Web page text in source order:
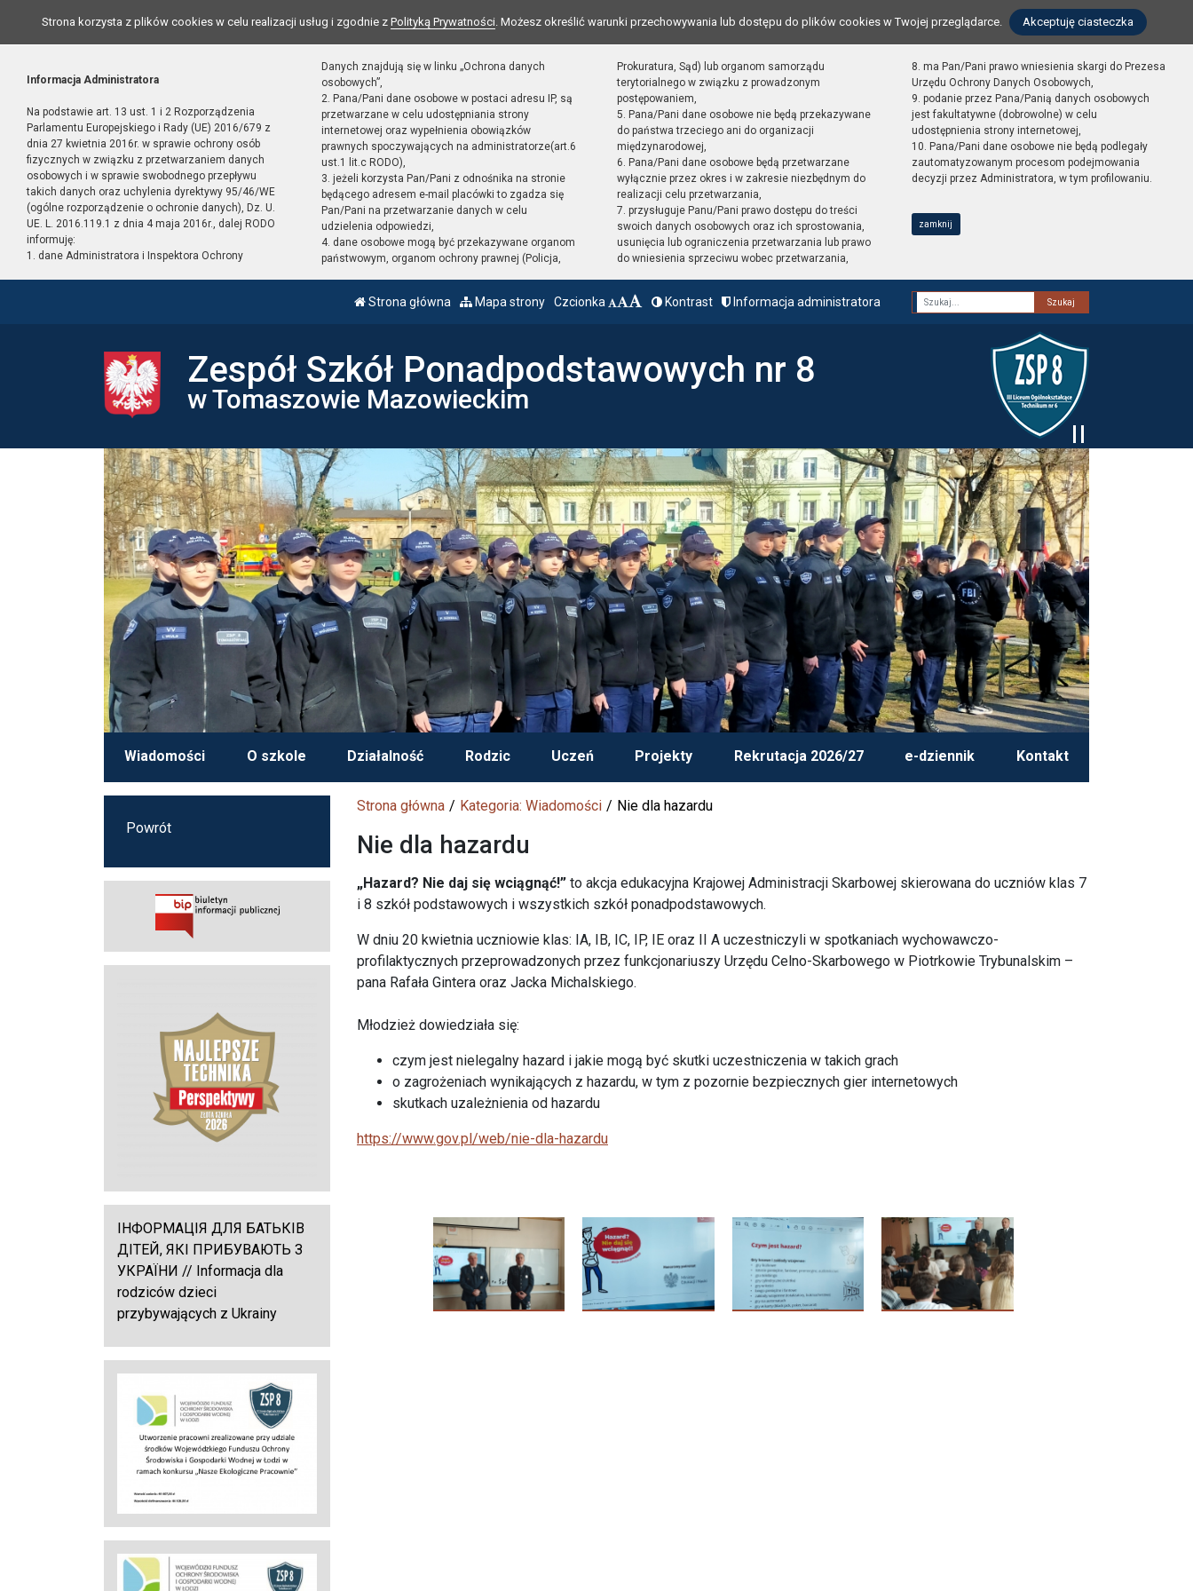
Strona korzysta z plików cookies w celu realizacji usług i zgodnie z Polityką Prywatności. Możesz określić warunki przechowywania lub dostępu do plików cookies w Twojej przeglądarce. Akceptuję ciasteczka
Informacja Administratora
Na podstawie art. 13 ust. 1 i 2 Rozporządzenia
Parlamentu Europejskiego i Rady (UE) 2016/679 z
dnia 27 kwietnia 2016r. w sprawie ochrony osób
fizycznych w związku z przetwarzaniem danych
osobowych i w sprawie swobodnego przepływu
takich danych oraz uchylenia dyrektywy 95/46/WE
(ogólne rozporządzenie o ochronie danych), Dz. U.
UE. L. 2016.119.1 z dnia 4 maja 2016r., dalej RODO
informuję:
1. dane Administratora i Inspektora Ochrony
Danych znajdują się w linku „Ochrona danych
osobowych”,
2. Pana/Pani dane osobowe w postaci adresu IP, są
przetwarzane w celu udostępniania strony
internetowej oraz wypełnienia obowiązków
prawnych spoczywających na administratorze(art.6
ust.1 lit.c RODO),
3. jeżeli korzysta Pan/Pani z odnośnika na stronie
będącego adresem e-mail placówki to zgadza się
Pan/Pani na przetwarzanie danych w celu
udzielenia odpowiedzi,
4. dane osobowe mogą być przekazywane organom
państwowym, organom ochrony prawnej (Policja,
Prokuratura, Sąd) lub organom samorządu
terytorialnego w związku z prowadzonym
postępowaniem,
5. Pana/Pani dane osobowe nie będą przekazywane
do państwa trzeciego ani do organizacji
międzynarodowej,
6. Pana/Pani dane osobowe będą przetwarzane
wyłącznie przez okres i w zakresie niezbędnym do
realizacji celu przetwarzania,
7. przysługuje Panu/Pani prawo dostępu do treści
swoich danych osobowych oraz ich sprostowania,
usunięcia lub ograniczenia przetwarzania lub prawo
do wniesienia sprzeciwu wobec przetwarzania,
8. ma Pan/Pani prawo wniesienia skargi do Prezesa
Urzędu Ochrony Danych Osobowych,
9. podanie przez Pana/Panią danych osobowych
jest fakultatywne (dobrowolne) w celu
udostępnienia strony internetowej,
10. Pana/Pani dane osobowe nie będą podlegały
zautomatyzowanym procesom podejmowania
decyzji przez Administratora, w tym profilowaniu.
zamknij
Strona główna Mapa strony Czcionka Kontrast Informacja administratora
Fraza
Zespół Szkół Ponadpodstawowych nr 8
w Tomaszowie Mazowieckim
Wiadomości O szkole Działalność Rodzic Uczeń Projekty Rekrutacja 2026/27 e-dziennik Kontakt
Strona główna Kategoria: Wiadomości Nie dla hazardu
Nie dla hazardu
„Hazard? Nie daj się wciągnąć!” to akcja edukacyjna Krajowej Administracji Skarbowej skierowana do uczniów klas 7
i 8 szkół podstawowych i wszystkich szkół ponadpodstawowych.
W dniu 20 kwietnia uczniowie klas: IA, IB, IC, IP, IE oraz II A uczestniczyli w spotkaniach wychowawczo-
profilaktycznych przeprowadzonych przez funkcjonariuszy Urzędu Celno-Skarbowego w Piotrkowie Trybunalskim –
pana Rafała Gintera oraz Jacka Michalskiego.
Młodzież dowiedziała się:
czym jest nielegalny hazard i jakie mogą być skutki uczestniczenia w takich grach
o zagrożeniach wynikających z hazardu, w tym z pozornie bezpiecznych gier internetowych
skutkach uzależnienia od hazardu
https://www.gov.pl/web/nie-dla-hazardu
Powrót
ІНФОРМАЦІЯ ДЛЯ БАТЬКІВ
ДІТЕЙ, ЯКІ ПРИБУВАЮТЬ З
УКРАЇНИ // Informacja dla
rodziców dzieci
przybywających z Ukrainy